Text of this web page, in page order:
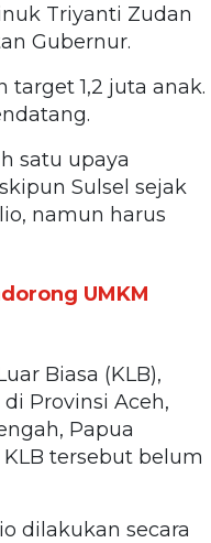
Triyanti Zudan
Gubernur.
target 1,2 juta anak.
satu upaya
Sulsel sejak
namun harus
UMKM
Biasa (KLB),
Provinsi Aceh,
Papua
tersebut belum
dilakukan secara